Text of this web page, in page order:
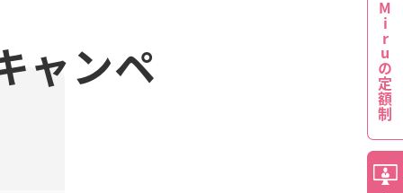
ャンペ
Miruの定額制